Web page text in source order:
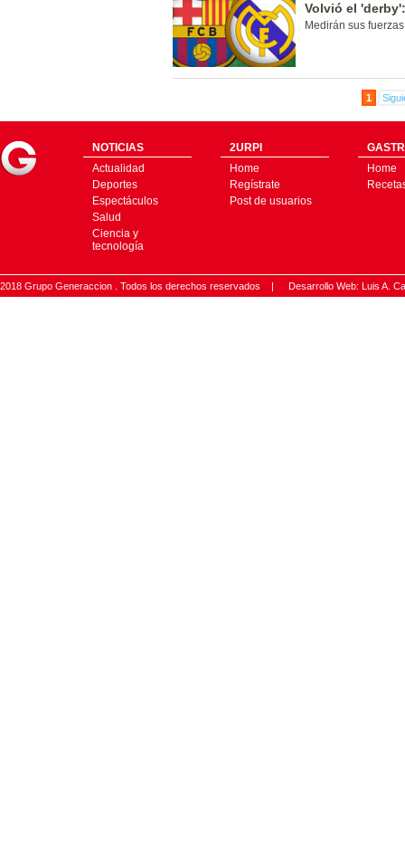
Volvió el
Medirán sus
1
NOTICIAS
Actualidad
Deportes
Espectáculos
Salud
Ciencia y
tecnología
2URPI
Home
Regístrate
Post de usuarios
Home
2018 Grupo Generaccion . Todos los derechos reservados | Desarrollo Web: Luis